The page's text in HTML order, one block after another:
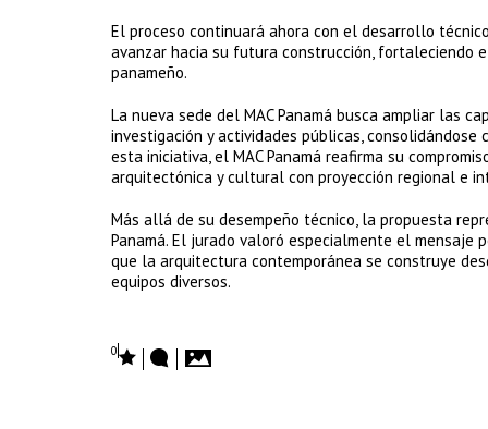
El proceso continuará ahora con el desarrollo
avanzar hacia su futura construcción, fortaleciendo
panameño.
La nueva sede del MAC Panamá busca ampliar las
investigación y actividades públicas,
esta iniciativa, el MAC Panamá reafirma su
arquitectónica y cultural con proyección regional e
Más allá de su desempeño técnico, la propuesta
Panamá. El jurado valoró especialmente el
que la arquitectura contemporánea se construye
equipos diversos.
0